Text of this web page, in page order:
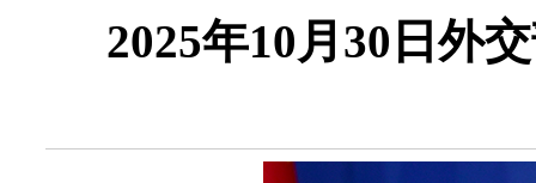
2025年10月30日外